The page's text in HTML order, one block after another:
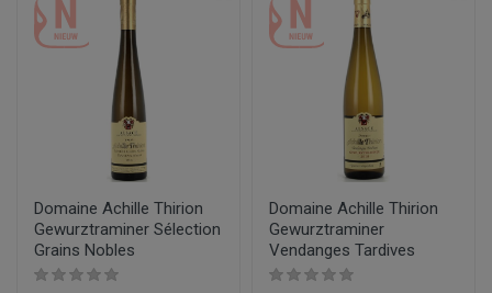
Domaine Achille Thirion
Gewurztraminer Sélection
Grains Nobles
Domaine Achille Thirion
Gewurztraminer
Vendanges Tardives